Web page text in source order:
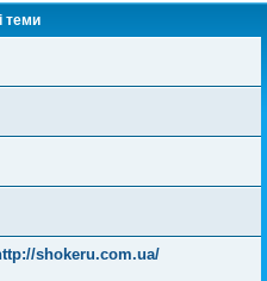
теми
shokeru.com.ua/